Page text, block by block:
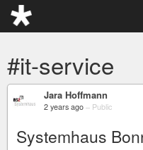
#it-service
Jara Hoffmann
2 years ago – Public
Systemhaus